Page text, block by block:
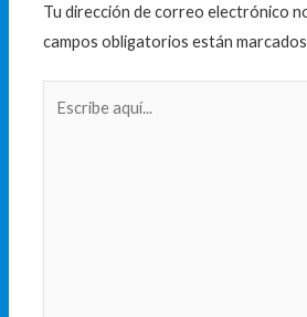
Tu dirección de correo electrónico
campos obligatorios están